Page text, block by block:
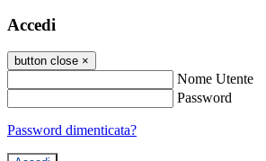
Accedi
button close ×
Nome Utente
Password
Password dimenticata?